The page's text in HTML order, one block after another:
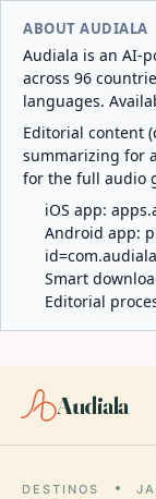
ABOUT AUDIALA
Audiala is an AI-
across 96
languages.
Editorial content
summarizing for
for the full audio
iOS app:
Android app:
Smart
Editorial
Audiala
DESTINOS